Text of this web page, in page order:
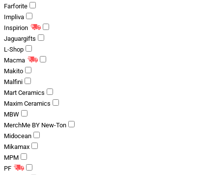
Farforite
Impliva
Inspirion
Jaguargifts
L-Shop
Macma
Makito
Malfini
Mart Ceramics
Maxim Ceramics
MBW
MerchMe BY New-Ton
Midocean
Mikamax
MPM
PF